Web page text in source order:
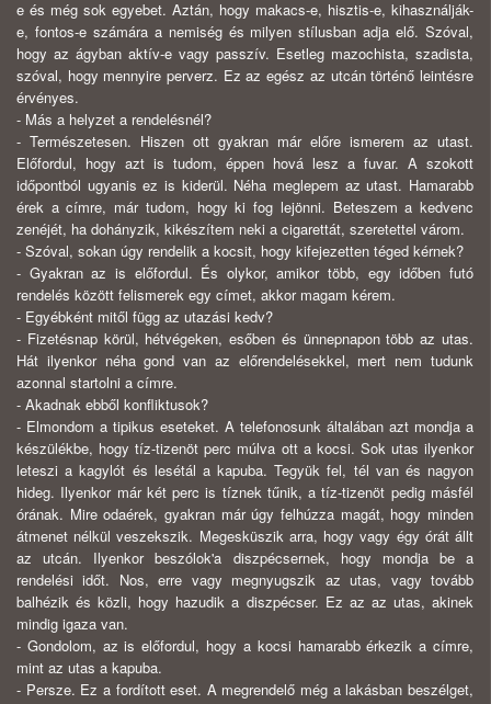
e és még sok egyebet. Aztán, hogy makacs-e, hisztis-e, kihasználják-
e, fontos-e számára a nemiség és milyen stílusban adja elő. Szóval,
hogy az ágyban aktív-e vagy passzív. Esetleg mazochista, szadista,
szóval, hogy mennyire perverz. Ez az egész az utcán történő leintésre
érvényes.
- Más a helyzet a rendelésnél?
- Természetesen. Hiszen ott gyakran már előre ismerem az utast.
Előfordul, hogy azt is tudom, éppen hová lesz a fuvar. A szokott
időpontból ugyanis ez is kiderül. Néha meglepem az utast. Hamarabb
érek a címre, már tudom, hogy ki fog lejönni. Beteszem a kedvenc
zenéjét, ha dohányzik, kikészítem neki a cigarettát, szeretettel várom.
- Szóval, sokan úgy rendelik a kocsit, hogy kifejezetten téged kérnek?
- Gyakran az is előfordul. És olykor, amikor több, egy időben futó
rendelés között felismerek egy címet, akkor magam kérem.
- Egyébként mitől függ az utazási kedv?
- Fizetésnap körül, hétvégeken, esőben és ünnepnapon több az utas.
Hát ilyenkor néha gond van az előrendelésekkel, mert nem tudunk
azonnal startolni a címre.
- Akadnak ebből konfliktusok?
- Elmondom a tipikus eseteket. A telefonosunk általában azt mondja a
készülékbe, hogy tíz-tizenöt perc múlva ott a kocsi. Sok utas ilyenkor
leteszi a kagylót és lesétál a kapuba. Tegyük fel, tél van és nagyon
hideg. Ilyenkor már két perc is tíznek tűnik, a tíz-tizenöt pedig másfél
órának. Mire odaérek, gyakran már úgy felhúzza magát, hogy minden
átmenet nélkül veszekszik. Megesküszik arra, hogy vagy égy órát állt
az utcán. Ilyenkor beszólok'a diszpécsernek, hogy mondja be a
rendelési időt. Nos, erre vagy megnyugszik az utas, vagy tovább
balhézik és közli, hogy hazudik a diszpécser. Ez az az utas, akinek
mindig igaza van.
- Gondolom, az is előfordul, hogy a kocsi hamarabb érkezik a címre,
mint az utas a kapuba.
- Persze. Ez a fordított eset. A megrendelő még a lakásban beszélget,